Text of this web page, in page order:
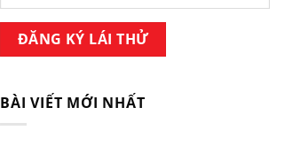
BÀI VIẾT MỚI NHẤT